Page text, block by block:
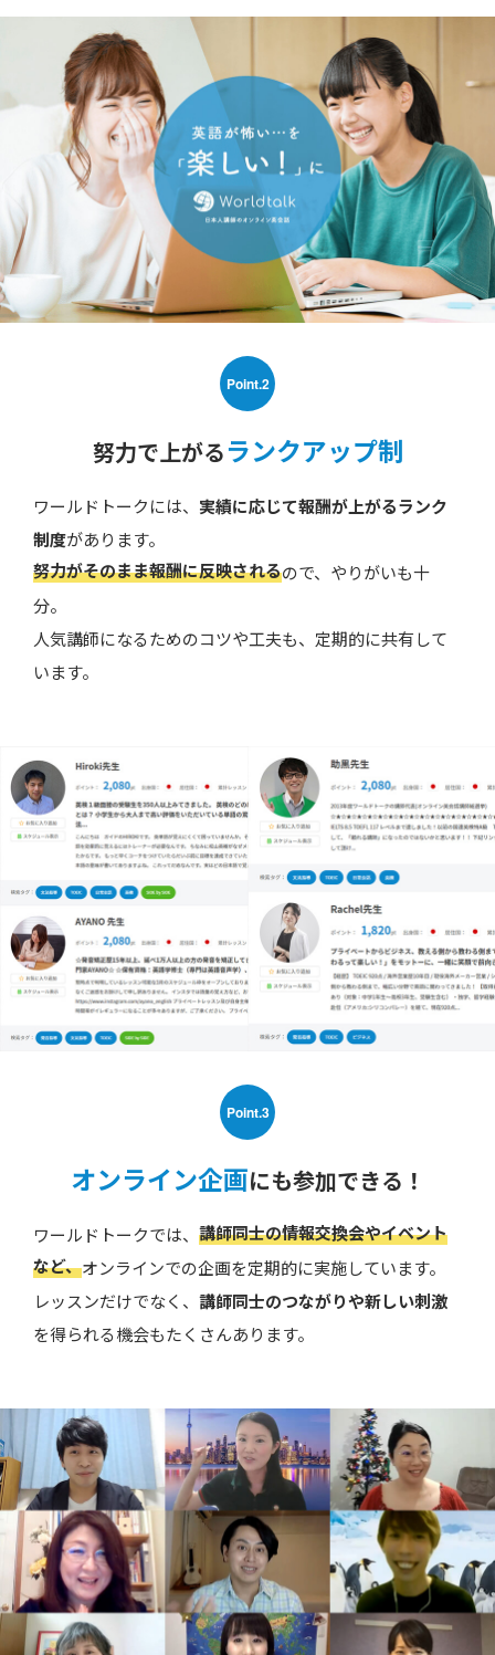
Point.2
努力で上がるランクアップ制
ワールドトークには、 実績に応じて報酬が上がるランク
制度があります。
努力がそのまま報酬に反映されるので、やりがいも十
分。
人気講師になるためのコツや工夫も、定期的に共有して
います。
Point.3
オンライン企画にも参加できる！
ワールドトークでは、 講師同士の情報交換会やイベント
など、オンラインでの企画を定期的に実施しています。
レッスンだけでなく、 講師同士のつながりや新しい刺激
を得られる機会もたくさんあります。